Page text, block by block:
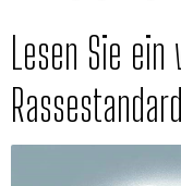
Lesen Sie
Rassestandard